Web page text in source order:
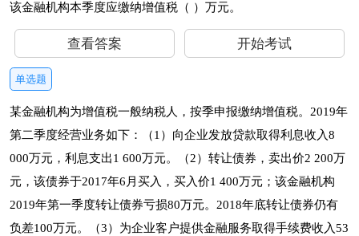
该金融机构本季度应缴纳增值税（ ）万元。
查看答案 开始考试
单选题
某金融机构为增值税一般纳税人，按季申报缴纳增值税。2019年
第二季度经营业务如下：（1）向企业发放贷款取得利息收入8
000万元，利息支出1 600万元。（2）转让债券，卖出价2 200万
元，该债券于2017年6月买入，买入价1 400万元；该金融机构
2019年第一季度转让债券亏损80万元。2018年底转让债券仍有
负差100万元。（3）为企业客户提供金融服务取得手续费收入53